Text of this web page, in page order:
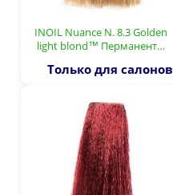
INOIL Nuance N. 8.3 Golden
light blond™ Перманент…
Только для салонов